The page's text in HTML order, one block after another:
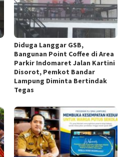
Diduga Langgar GSB,
Bangunan Point Coffee di Area
Parkir Indomaret Jalan Kartini
Disorot, Pemkot Bandar
Lampung Diminta Bertindak
Tegas